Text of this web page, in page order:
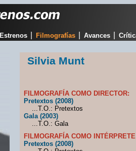
Estrenos Filmografías Avances
Silvia Munt
FILMOGRAFÍA COMO DIRECTOR:
Pretextos (2008)
...T.O.: Pretextos
Gala (2003)
...T.O.: Gala
FILMOGRAFÍA COMO
Pretextos (2008)